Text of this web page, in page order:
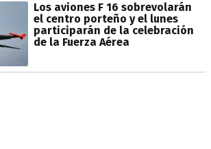
Los aviones F 16 sobrevolarán
el centro porteño y el lunes
participarán de la celebración
de la Fuerza Aérea